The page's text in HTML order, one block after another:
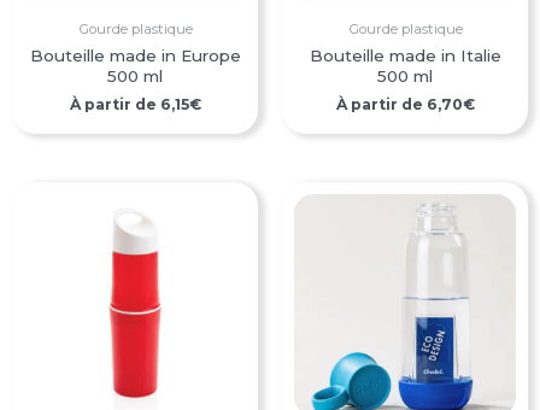
Gourde plastique
Bouteille made in Europe
500 ml
À partir de 6,15€
Gourde plastique
Bouteille made in Italie
500 ml
À partir de 6,70€